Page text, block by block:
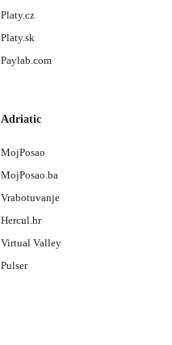
Platy.cz
Platy.sk
Paylab.com
Adriatic
MojPosao
MojPosao.ba
Vrabotuvanje
Hercul.hr
Virtual Valley
Pulser